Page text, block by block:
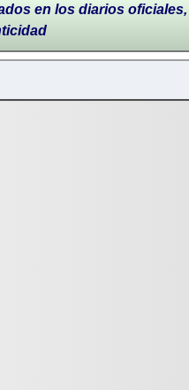
en los diarios